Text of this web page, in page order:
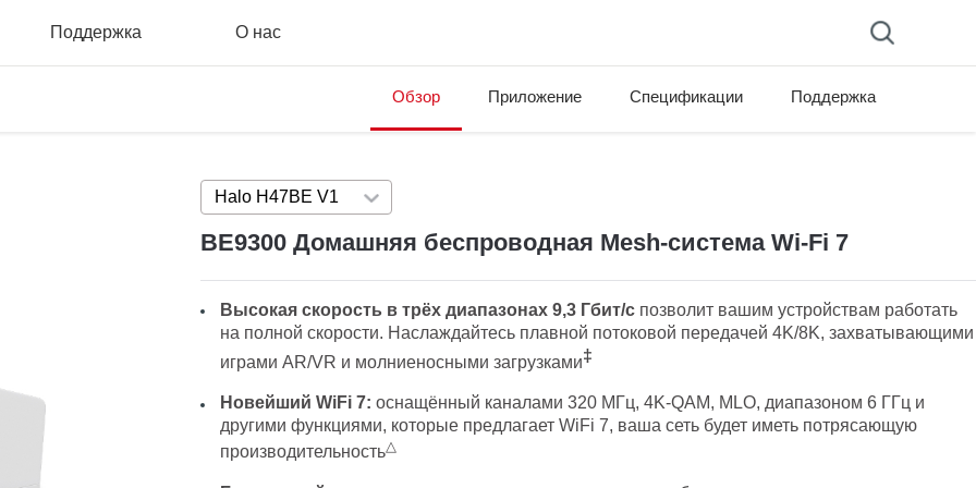
Поддержка О нас
Обзор Приложение Спецификации Поддержка
Halo H47BE V1 Press enter to open version list
BE9300 Домашняя беспроводная Mesh-система Wi-Fi 7
Высокая скорость в трёх диапазонах 9,3 Гбит/с позволит вашим устройствам работать
на полной скорости. Наслаждайтесь плавной потоковой передачей 4K/8K, захватывающими
играми AR/VR и молниеносными загрузками‡
Новейший WiFi 7: оснащённый каналами 320 МГц, 4K-QAM, MLO, диапазоном 6 ГГц и
другими функциями, которые предлагает WiFi 7, ваша сеть будет иметь потрясающую
производительность△